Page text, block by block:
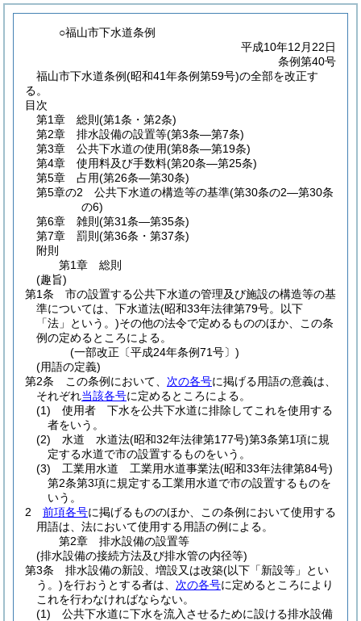
○福山市下水道条例
平成10年12月22日
条例第40号
福山市下水道条例(昭和41年条例第59号)の全部を改正す
る。
目次
第1章
総則 (第1条・第2条)
第2章
排水設備の設置等(第3条―第7条)
第3章
公共下水道の使用(第8条―第19条)
第4章
使用料及び手数料(第20条―第25条)
第5章
占用(第26条―第30条)
第5章の2
公共下水道の構造等の基準(第30条の2―第30条
の6)
第6章
雑則 (第31条―第35条)
第7章
罰則 (第36条・第37条)
附則
第1章
総則
(趣旨)
第1条
市の設置する公共下水道の管理及び施設の構造等の基
準については、下水道法(昭和33年法律第79号。以下
「法」という。)その他の法令で定めるもののほか、この条
例の定めるところによる。
(一部改正〔平成24年条例71号〕)
(用語の定義)
第2条
この条例において、 次の各号に掲げる用語の意義は、
それぞれ当該各号に定めるところによる。
(1)
使用者 下水を公共下水道に排除してこれを使用する
者をいう。
(2)
水道 水道法(昭和32年法律第177号)第3条第1項に規
定する水道で市の設置するものをいう。
(3)
工業用水道 工業用水道事業法(昭和33年法律第84号)
第2条第3項に規定する工業用水道で市の設置するものを
いう。
2
前項各号に掲げるもののほか、この条例において使用する
用語は、法において使用する用語の例による。
第2章
排水設備の設置等
(排水設備の接続方法及び排水管の内径等)
第3条
排水設備の新設、増設又は改築(以下「新設等」とい
う。)を行おうとする者は、 次の各号に定めるところにより
これを行わなければならない。
(1)
公共下水道に下水を流入させるために設ける排水設備